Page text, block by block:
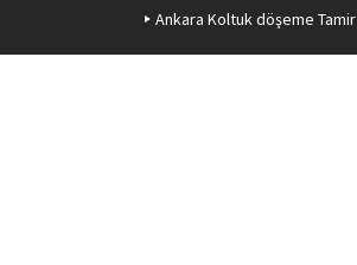
Ankara Koltuk döşeme Tamir